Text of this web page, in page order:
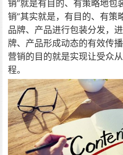
销”就是有目的、有策略地包
销”其实就是，有目的、有策
品牌、产品进行包装分发，
牌、产品形成动态的有效传
营销的目的就是实现让受众
程。